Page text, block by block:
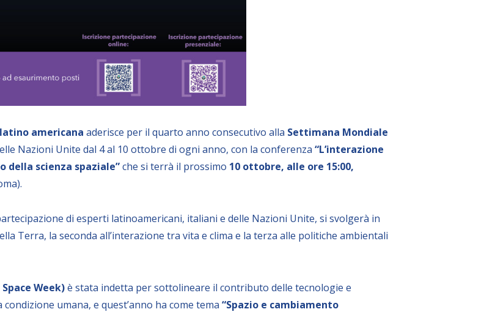
americana aderisce per il quarto anno consecutivo alla Settimana Mondiale
Nazioni Unite dal 4 al 10 ottobre di ogni anno, con la conferenza “L’interazione
scienza spaziale”che si terrà il prossimo 10 ottobre, alle ore 15:00,
di esperti latinoamericani, italiani e delle Nazioni Unite, si svolgerà in
Terra, la seconda all’interazione tra vita e clima e la terza alle politiche ambientali
Week)è stata indetta per sottolineare il contributo delle tecnologie e
umana, e quest’anno ha come tema “Spazio e cambiamento